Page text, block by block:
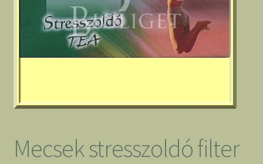
Mecsek stresszoldó filter